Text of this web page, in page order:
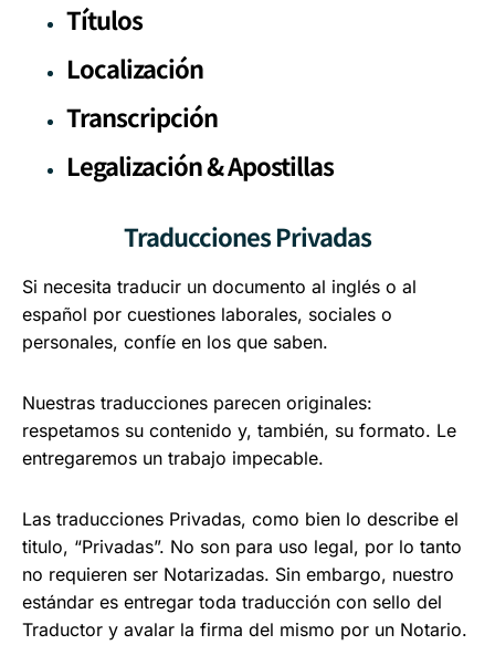
Títulos
Localización
Transcripción
Legalización & Apostillas
Traducciones Privadas
Si necesita traducir un documento al inglés o al
español por cuestiones laborales, sociales o
personales, confíe en los que saben.
Nuestras traducciones parecen originales:
respetamos su contenido y, también, su formato. Le
entregaremos un trabajo impecable.
Las traducciones Privadas, como bien lo describe el
titulo, “Privadas”. No son para uso legal, por lo tanto
no requieren ser Notarizadas. Sin embargo, nuestro
estándar es entregar toda traducción con sello del
Traductor y avalar la firma del mismo por un Notario.